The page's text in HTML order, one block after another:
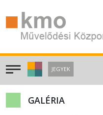
JEGYEK
GALÉRIA